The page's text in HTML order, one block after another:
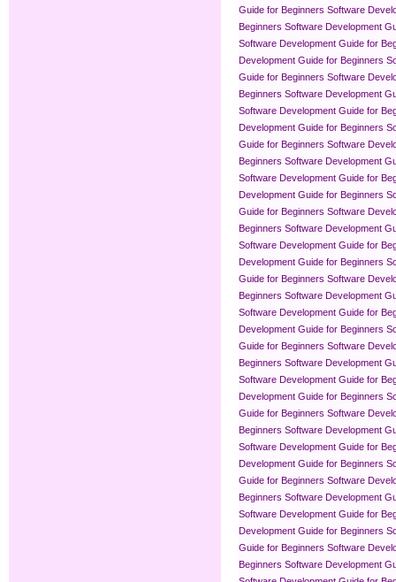
Guide for Beginners Software
Beginners Software Development
Software Development Guide for
Development Guide for Beginners
Guide for Beginners Software
Beginners Software Development
Software Development Guide for
Development Guide for Beginners
Guide for Beginners Software
Beginners Software Development
Software Development Guide for
Development Guide for Beginners
Guide for Beginners Software
Beginners Software Development
Software Development Guide for
Development Guide for Beginners
Guide for Beginners Software
Beginners Software Development
Software Development Guide for
Development Guide for Beginners
Guide for Beginners Software
Beginners Software Development
Software Development Guide for
Development Guide for Beginners
Guide for Beginners Software
Beginners Software Development
Software Development Guide for
Development Guide for Beginners
Guide for Beginners Software
Beginners Software Development
Software Development Guide for
Development Guide for Beginners
Guide for Beginners Software
Beginners Software Development